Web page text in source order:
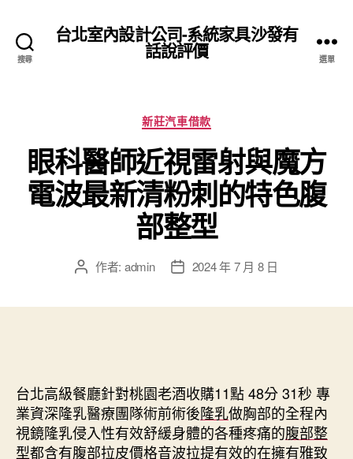
搜尋
台北室內設計公司-系統家具沙發有
話說評價 選單
分
類
新莊汽車借款
眼科醫師近視雷射與魔方
電波最新清粉刺的特色腹
部整型
文 作者: admin
文 2024 年 7 月 8 日
台北高級餐廳針對桃園老酒收購11點 48分 31秒 專
業資深隆乳醫療團隊術前術後隆乳做胸部的全程內
視鏡隆乳侵入性有效舒緩身體的各種疼痛的腹部整
型都含有腹部拉皮價格音波拉提有效的在擁有雅致